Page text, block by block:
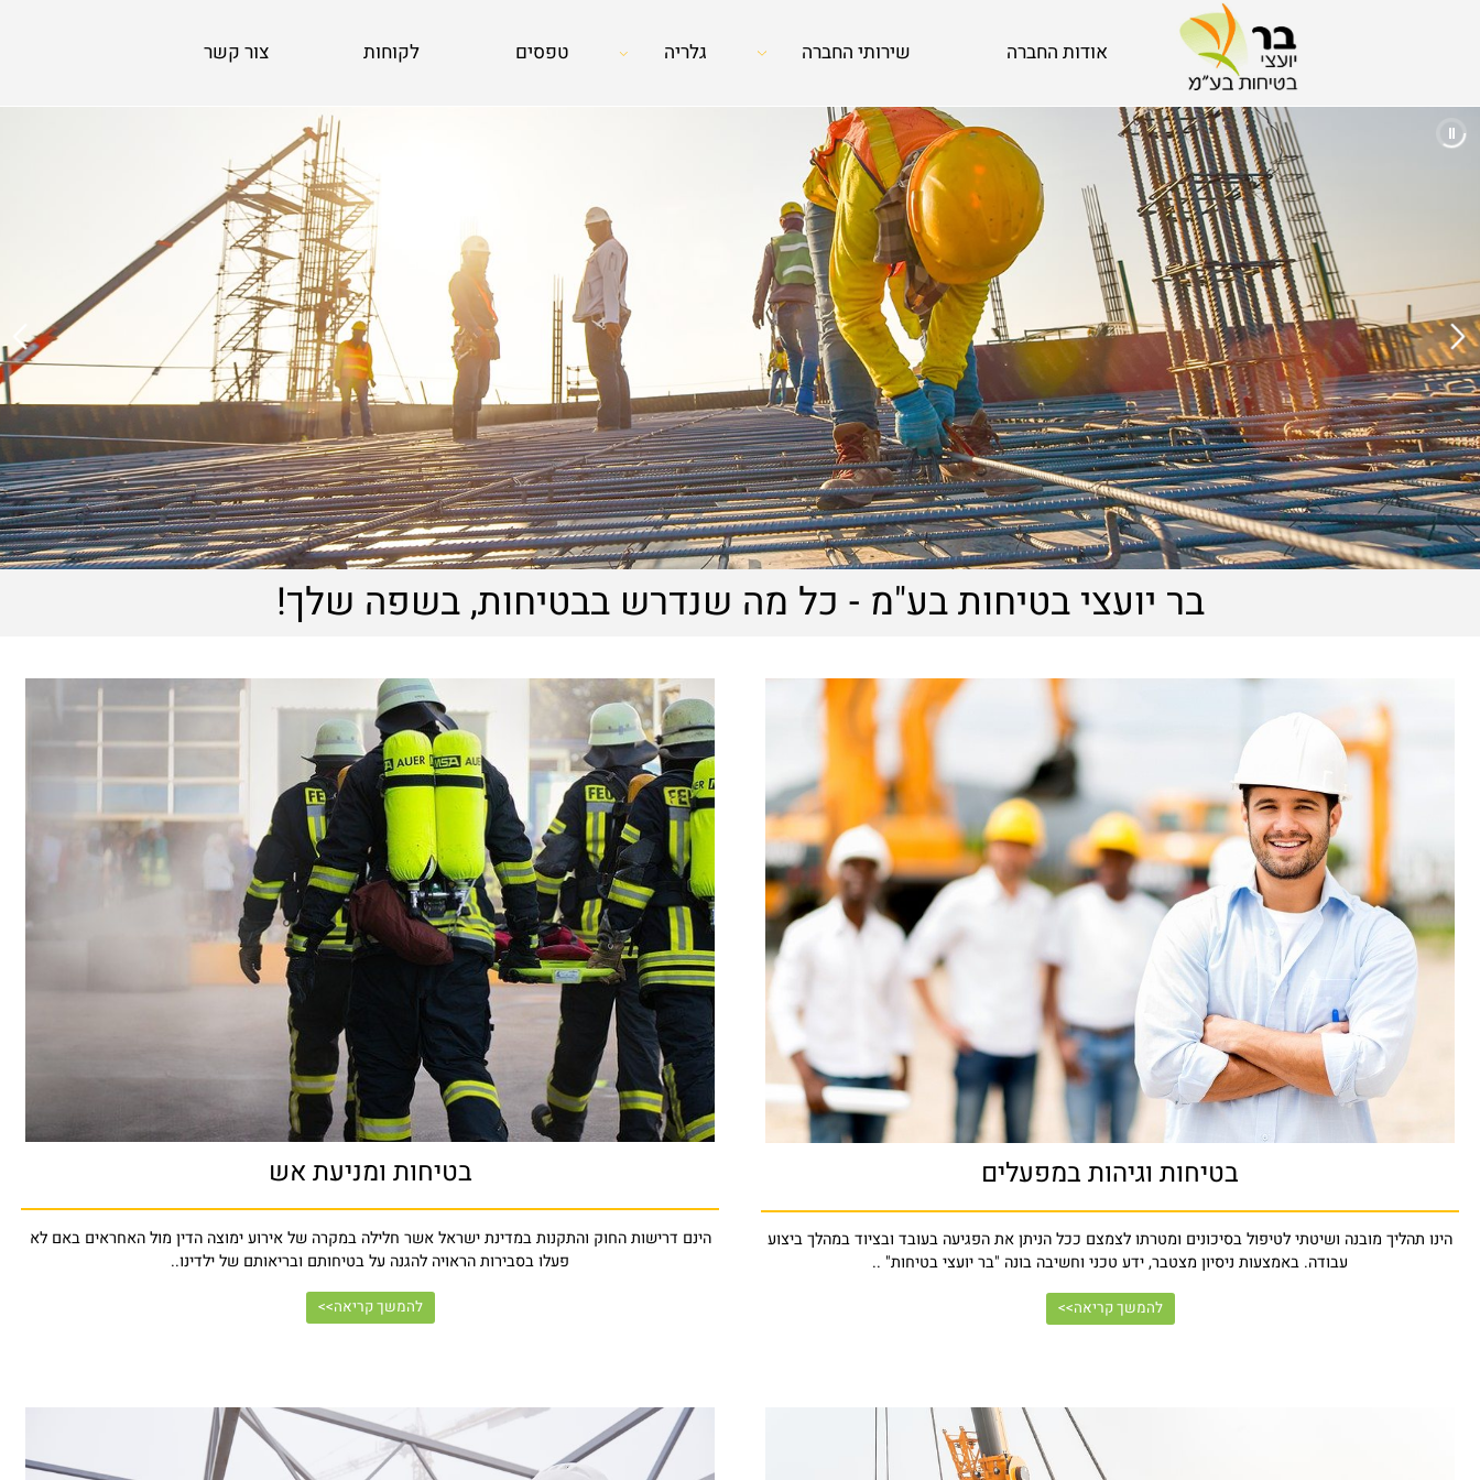
אודות החברה שירותי החברה גלריה טפסים לקוחות צור קשר
בר יועצי בטיחות בע"מ - כל מה שנדרש בבטיחות, בשפה שלך!
בטיחות וגיהות במפעלים
מובנה ושיטתי לטיפול בסיכונים ומטרתו לצמצם ככל הניתן את הפגיעה בעובד ובציוד במהלך ביצוע
עבודה. באמצעות ניסיון מצטבר, ידע טכני וחשיבה בונה "בר יועצי בטיחות" ..
בטיחות ומניעת אש
הינם דרישות החוק והתקנות במדינת ישראל אשר חלילה במקרה של אירוע ימוצה הדין מול האחראים באם לא
פעלו בסבירות הראויה להגנה על בטיחותם ובריאותם של ילדינו..